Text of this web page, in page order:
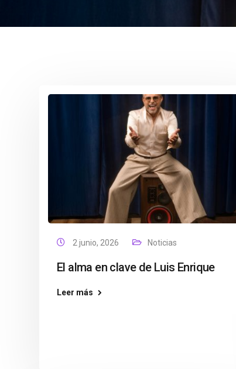
2 junio, 2026 Noticias
El alma en clave de Luis Enrique
Leer más